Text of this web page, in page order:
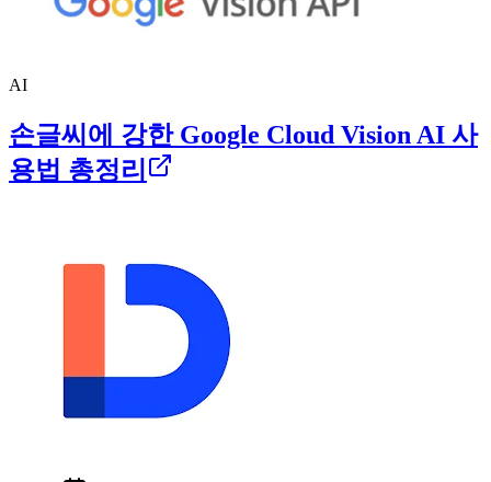
AI
손글씨에 강한 Google Cloud Vision AI 사
용법 총정리